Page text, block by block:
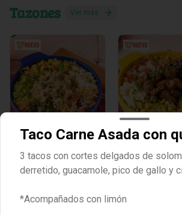
Tazones Ver más
Chipotle
Tazón Carne
Asada y
Chicharrón
Taco Carne Asada con
3 tacos con cortes delgados de
derretido, guacamole, pico de gallo y
*Acompañados con limón